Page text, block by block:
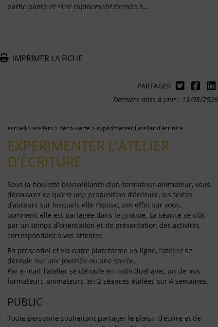
participante et s’est rapidement formée à…
IMPRIMER LA FICHE
PARTAGER
Dernière mise à jour : 13/05/2026
accueil > ateliers > découverte > expérimenter l'atelier d'écriture
EXPÉRIMENTER L'ATELIER
D'ÉCRITURE
Sous la houlette bienveillante d’un formateur-animateur, vous
découvrez ce qu’est une proposition d’écriture, les textes
d’auteurs sur lesquels elle repose, son effet sur vous,
comment elle est partagée dans le groupe. La séance se clôt
par un temps d’orientation et de présentation des activités
correspondant à vos attentes
En présentiel et via notre plateforme en ligne, l’atelier se
déroule sur une journée ou une soirée.
Par e-mail, l’atelier se déroule en individuel avec un de nos
formateurs-animateurs, en 2 séances étalées sur 4 semaines.
PUBLIC
Toute personne souhaitant partager le plaisir d’écrire et de